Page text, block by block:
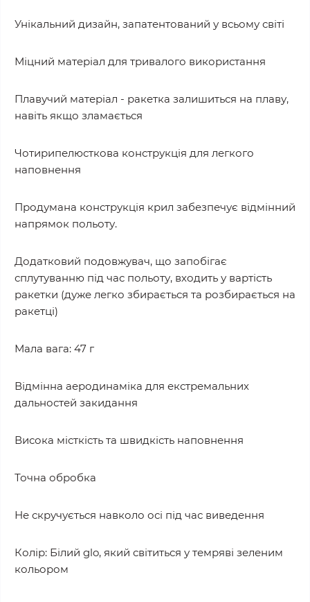
Унікальний дизайн, запатентований у всьому світі
Міцний матеріал для тривалого використання
Плавучий матеріал - ракетка залишиться на плаву,
навіть якщо зламається
Чотирипелюсткова конструкція для легкого
наповнення
Продумана конструкція крил забезпечує відмінний
напрямок польоту.
Додатковий подовжувач, що запобігає
сплутуванню під час польоту, входить у вартість
ракетки (дуже легко збирається та розбирається на
ракетці)
Мала вага: 47 г
Відмінна аеродинаміка для екстремальних
дальностей закидання
Висока місткість та швидкість наповнення
Точна обробка
Не скручується навколо осі під час виведення
Колір: Білий glo, який світиться у темряві зеленим
кольором